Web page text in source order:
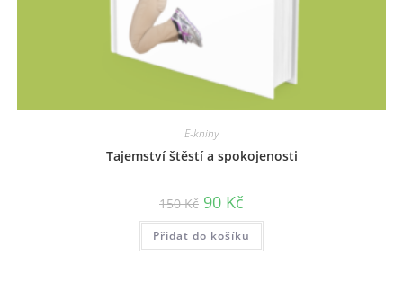
E-knihy
Tajemství štěstí a spokojenosti
150Kč 90 Kč
Přidat do košíku